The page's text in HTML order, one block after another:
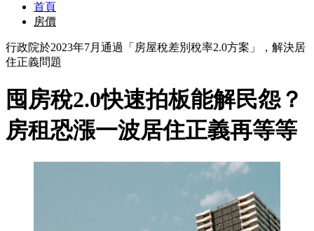
首頁
房價
行政院於2023年7月通過「房屋稅差別稅率2.0方案」，解決居
住正義問題
囤房稅2.0快速拍板能解民怨？
房租恐漲一波居住正義再等等